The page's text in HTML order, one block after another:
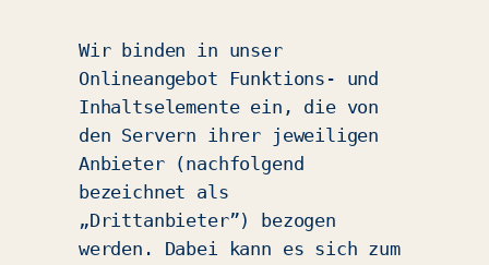
Wir binden in unser
Onlineangebot Funktions- und
Inhaltselemente ein, die von
den Servern ihrer jeweiligen
Anbieter (nachfolgend
bezeichnet als
„Drittanbieter”) bezogen
werden. Dabei kann es sich zum